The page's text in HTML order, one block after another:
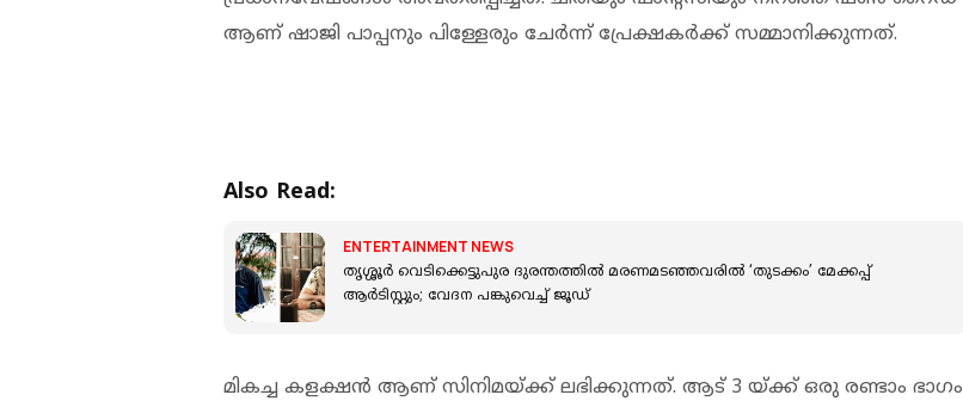
ആണ് ഷാജി പാപ്പനും പിള്ളേരും ചേർന്ന് പ്രേക്ഷകർക്ക് സമ്മാനിക്കുന്നത്.
Also Read:
ENTERTAINMENT NEWS
തൃശ്ശൂര്‍ വെടിക്കെട്ടുപുര ദുരന്തത്തിൽ മരണമ‍ടഞ്ഞവരിൽ ‘തുടക്കം’ മേക്കപ്പ്
ആർടിസ്റ്റും; വേദന പങ്കുവെച്ച് ജൂഡ്
മികച്ച കളക്ഷൻ ആണ് സിനിമയ്ക്ക് ലഭിക്കുന്നത്. ആട് 3 യ്ക്ക് ഒരു രണ്ടാം ഭാഗം